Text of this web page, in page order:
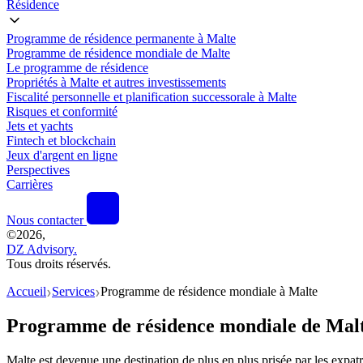
Résidence
Programme de résidence permanente à Malte
Programme de résidence mondiale de Malte
Le programme de résidence
Propriétés à Malte et autres investissements
Fiscalité personnelle et planification successorale à Malte
Risques et conformité
Jets et yachts
Fintech et blockchain
Jeux d'argent en ligne
Perspectives
Carrières
Nous contacter
©2026,
DZ Advisory.
Tous droits réservés.
Accueil ❯ Services❯Programme de résidence mondiale à Malte
Programme de résidence mondiale de
Malte est devenue une destination de plus en plus prisée par les